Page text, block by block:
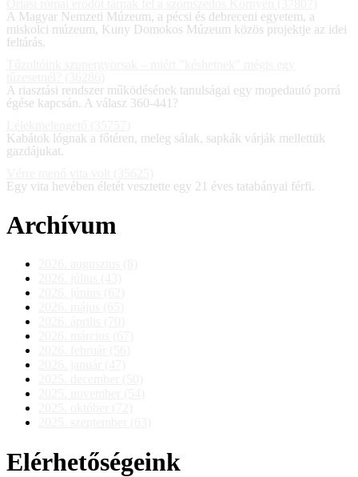
A Magyar Nemzeti Múzeum, a pécsi és debreceni egyetem, a
miskolci múzeum, Kuny Domokos Múzeum közös projektje az idei
feltárás.
A riasztási rendszer működésének tanulságai egy mopedautó porrá
égése kapcsán. A válasz 360-441?
Kabátok lógnak a főtéren, meleg sálak, sapkák várják mellettük
gazdájukat.
Egy vita hevében életét vesztette egy 21 éves tatabányai férfi.
Archívum
Elérhetőségeink